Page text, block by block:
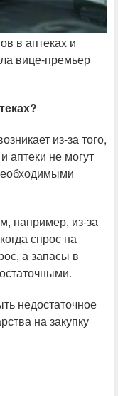
в аптеках и
вице-премьер
из-за того,
аптеки не могут
например, из-за
спрос на
а запасы в
недостаточное
на закупку